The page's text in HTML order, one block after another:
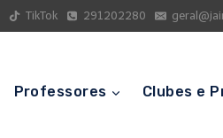
TikTok 291202280
Professores Clubes e